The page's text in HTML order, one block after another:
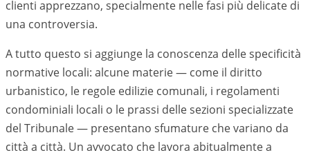
clienti apprezzano, specialmente nelle fasi più delicate di
una controversia.
A tutto questo si aggiunge la conoscenza delle specificità
normative locali: alcune materie — come il diritto
urbanistico, le regole edilizie comunali, i regolamenti
condominiali locali o le prassi delle sezioni specializzate
del Tribunale — presentano sfumature che variano da
città a città. Un avvocato che lavora abitualmente a